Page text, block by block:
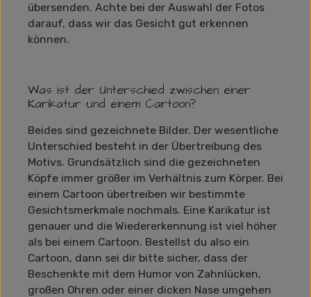
übersenden. Achte bei der Auswahl der Fotos
darauf, dass wir das Gesicht gut erkennen
können.
Was ist der Unterschied zwischen einer
Karikatur und einem Cartoon?
Beides sind gezeichnete Bilder. Der wesentliche
Unterschied besteht in der Übertreibung des
Motivs. Grundsätzlich sind die gezeichneten
Köpfe immer größer im Verhältnis zum Körper. Bei
einem Cartoon übertreiben wir bestimmte
Gesichtsmerkmale nochmals. Eine Karikatur ist
genauer und die Wiedererkennung ist viel höher
als bei einem Cartoon. Bestellst du also ein
Cartoon, dann sei dir bitte sicher, dass der
Beschenkte mit dem Humor von Zahnlücken,
großen Ohren oder einer dicken Nase umgehen